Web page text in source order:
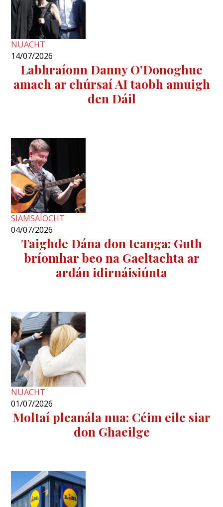
NUACHT
14/07/2026
Labhraíonn Danny O’Donoghue
amach ar chúrsaí AI taobh amuigh
den Dáil
SIAMSAÍOCHT
04/07/2026
Taighde Dána don teanga: Guth
bríomhar beo na Gaeltachta ar
ardán idirnáisiúnta
NUACHT
01/07/2026
Moltaí pleanála nua: Céim eile siar
don Ghaeilge